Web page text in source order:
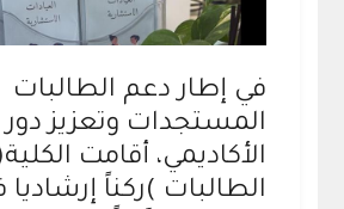
في إطار دعم الطالبات
المستجدات وتعزيز دور
الأكاديمي، أقامت
الطالبات )ركناً